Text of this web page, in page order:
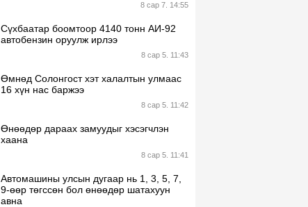
8 сар 7. 14:55
Сүхбаатар боомтоор 4140 тонн АИ-92
автобензин оруулж ирлээ
8 сар 5. 11:43
Өмнөд Солонгост хэт халалтын улмаас
16 хүн нас баржээ
8 сар 5. 11:42
Өнөөдөр дараах замуудыг хэсэгчлэн
хаана
8 сар 5. 11:41
Автомашины улсын дугаар нь 1, 3, 5, 7,
9-өөр төгссөн бол өнөөдөр шатахуун
авна